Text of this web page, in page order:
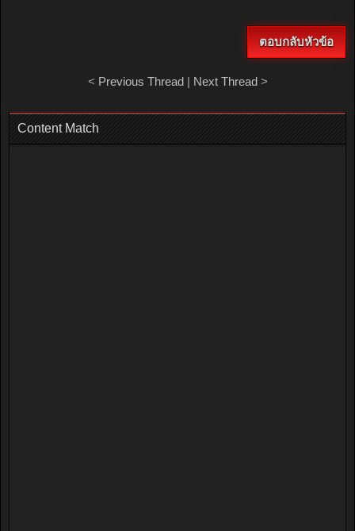
ตอบกลับหัวข้อ
< Previous Thread| Next Thread>
Content Match